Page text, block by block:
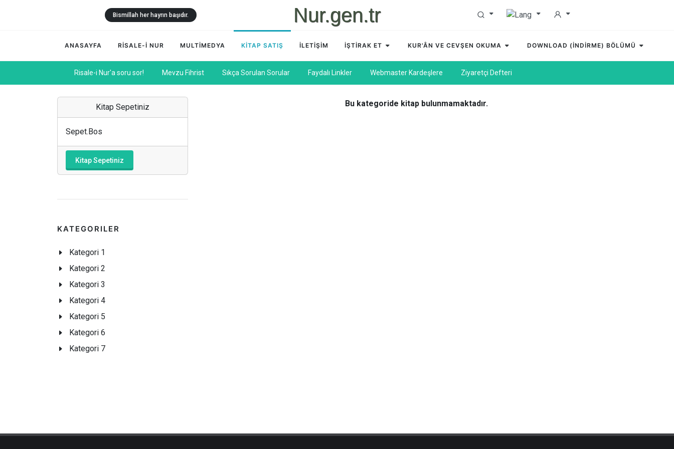
Nur.gen.tr
Bismillah her hayrın başıdır.
ANASAYFA RİSALE-İ NUR MULTİMEDYA KİTAP SATIŞ İLETİŞİM İŞTİRAK ET KUR'ÂN VE CEVŞEN OKUMA DOWNLOAD (İNDİRME) BÖLÜMÜ
Risale-i Nur'a soru sor! Mevzu Fihrist Sıkça Sorulan Sorular Faydalı Linkler Webmaster Kardeşlere Ziyaretçi Defteri
Bu kategoride kitap bulunmamaktadır.
Kitap Sepetiniz
Sepet.Bos
Kitap Sepetiniz
KATEGORILER
Kategori 1
Kategori 2
Kategori 3
Kategori 4
Kategori 5
Kategori 6
Kategori 7